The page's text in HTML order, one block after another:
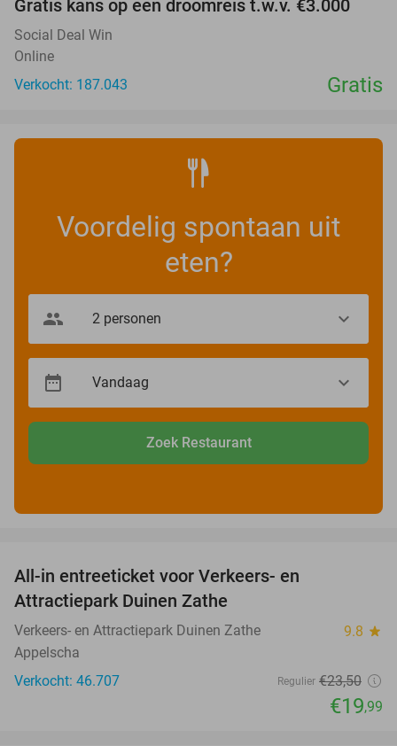
Gratis kans op een droomreis t.w.v. €3.000
Social Deal Win
Online
Verkocht: 187.043
Gratis
Voordelig spontaan uit
eten?
Zoek Restaurant
All-in entreeticket voor Verkeers- en
Attractiepark Duinen Zathe
Verkeers- en Attractiepark Duinen Zathe 9.8 star
Appelscha
Verkocht: 46.707
Regulier €23,50
€19,99